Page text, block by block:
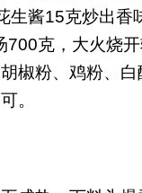
生酱15克炒出香
700克，大火烧
椒粉、鸡粉、
。